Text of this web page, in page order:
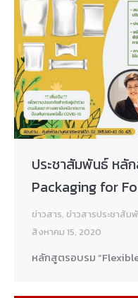
ประชาสัมพันธ์ หลั
Packaging for
ข่าวสาร, ข่าวสารประชาสัม
สิงหาคม 15, 2020
หลักสูตรอบรม